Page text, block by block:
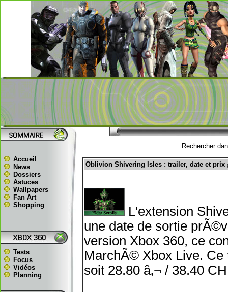
Accueil
News
Dossiers
Astuces
Wallpapers
Fan Art
Shopping
Tests
Focus
Vidéos
Planning
Rechercher
Oblivion Shivering Isles : trailer, date et prix
L'extension
une date de sortie
version Xbox 360, ce
MarchÃ© Xbox Live.
soit 28.80 â‚¬ / 38.40